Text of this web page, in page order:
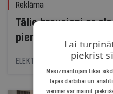
Reklāma
Tālie braucieni ar
pieredzējušu
ELEKTRUM
Lai
piekrist
Mēs izmantojam tikai
lapas darbībai un
vienmēr var mainīt